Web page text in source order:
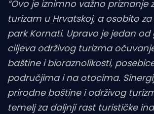
“Ovo je iznimno važno priznanje
turizam u Hrvatskoj, a osobito
park Kornati. Upravo je jedan od
ciljeva održivog turizma
baštine i bioraznolikosti,
područjima i na otocima.
prirodne baštine i održivog
temelj za daljnji rast turističke